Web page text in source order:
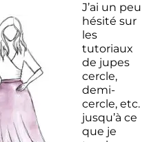
J’ai un peu
hésité sur
les
tutoriaux
de jupes
cercle,
demi-
cercle, etc.
jusqu’à ce
que je